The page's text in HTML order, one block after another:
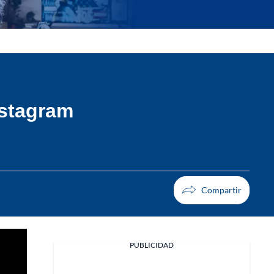
PUBLICIDAD